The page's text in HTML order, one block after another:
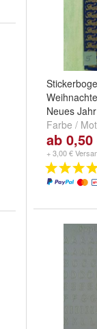
Neues
Farbe /
252 blau-
silber,4E:
...
ab 0,50
+ 3,00 €